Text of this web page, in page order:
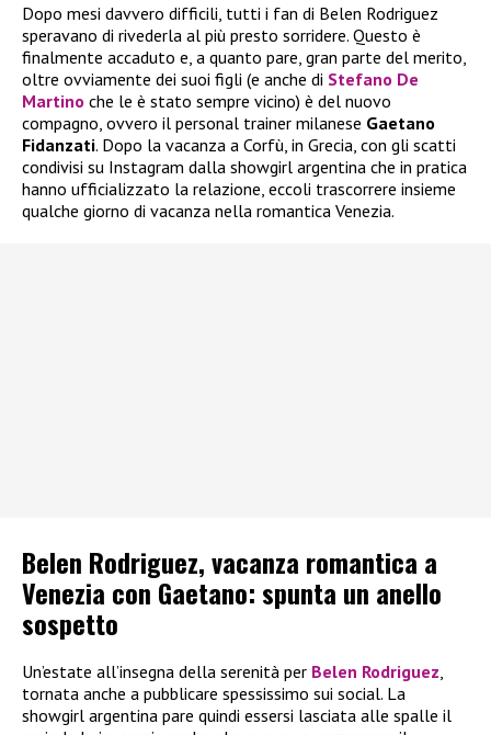
Dopo mesi davvero difficili, tutti i fan di Belen Rodriguez
speravano di rivederla al più presto sorridere. Questo è
finalmente accaduto e, a quanto pare, gran parte del merito,
oltre ovviamente dei suoi figli (e anche di Stefano De
Martino che le è stato sempre vicino) è del nuovo
compagno, ovvero il personal trainer milanese Gaetano
Fidanzati. Dopo la vacanza a Corfù, in Grecia, con gli scatti
condivisi su Instagram dalla showgirl argentina che in pratica
hanno ufficializzato la relazione, eccoli trascorrere insieme
qualche giorno di vacanza nella romantica Venezia.
Belen Rodriguez, vacanza romantica a
Venezia con Gaetano: spunta un anello
sospetto
Un’estate all’insegna della serenità per Belen Rodriguez,
tornata anche a pubblicare spessissimo sui social. La
showgirl argentina pare quindi essersi lasciata alle spalle il